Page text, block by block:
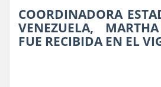
COORDINADORA
VENEZUELA,
FUE RECIBIDA EN EL